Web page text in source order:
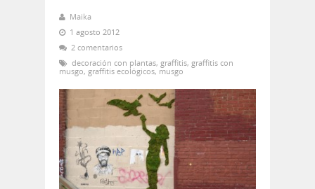
Maika
1 agosto 2012
2 comentarios
decoración con plantas, graffitis, graffitis con
musgo, graffitis ecológicos, musgo